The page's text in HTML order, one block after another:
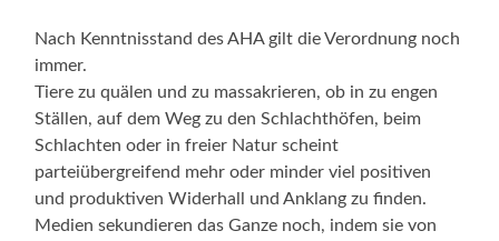
Nach Kenntnisstand des AHA gilt die Verordnung noch
immer.
Tiere zu quälen und zu massakrieren, ob in zu engen
Ställen, auf dem Weg zu den Schlachthöfen, beim
Schlachten oder in freier Natur scheint
parteiübergreifend mehr oder minder viel positiven
und produktiven Widerhall und Anklang zu finden.
Medien sekundieren das Ganze noch, indem sie von